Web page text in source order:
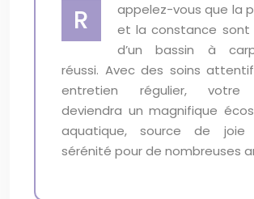
R
appelez-vous que la
et la constance sont
d’un bassin à
réussi. Avec des soins
entretien régulier, votre
deviendra un magnifique
aquatique, source de
sérénité pour de nombreuses